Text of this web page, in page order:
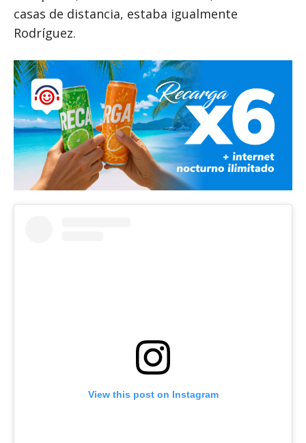
casas de distancia, estaba igualmente
Rodríguez.
View this post on Instagram